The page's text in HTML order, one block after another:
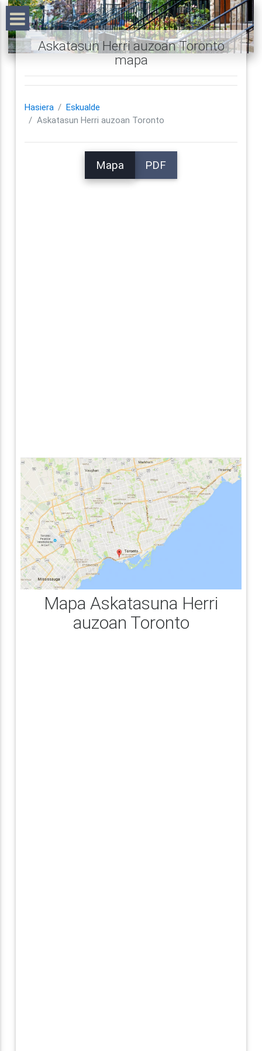
Askatasun Herri auzoan Toronto
mapa
Hasiera
Eskualde
Askatasun Herri auzoan Toronto
Mapa PDF
Mapa Askatasuna Herri
auzoan Toronto